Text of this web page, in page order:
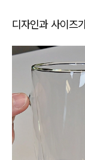
디자인과 사이즈